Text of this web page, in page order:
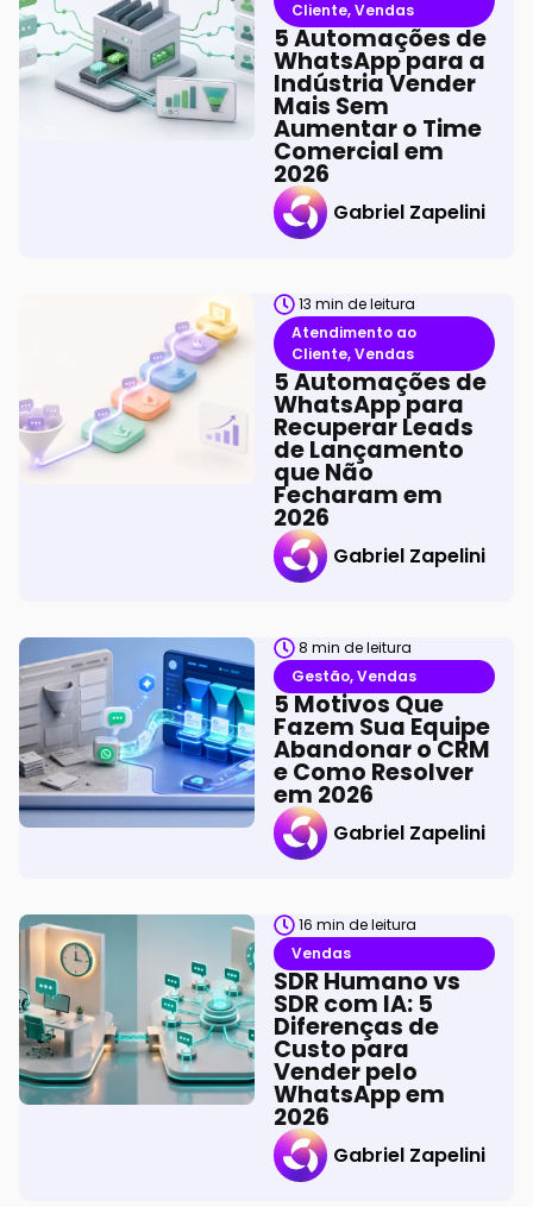
Cliente,Vendas
5 Automações de
WhatsApp para a
Indústria Vender
Mais Sem
Aumentar o Time
Comercial em
2026
Gabriel Zapelini
13 min de leitura
Atendimento ao
Cliente,Vendas
5 Automações de
WhatsApp para
Recuperar Leads
de Lançamento
que Não
Fecharam em
2026
Gabriel Zapelini
8 min de leitura
Gestão,Vendas
5 Motivos Que
Fazem Sua Equipe
Abandonar o CRM
e Como Resolver
em 2026
Gabriel Zapelini
16 min de leitura
Vendas
SDR Humano vs
SDR com IA: 5
Diferenças de
Custo para
Vender pelo
WhatsApp em
2026
Gabriel Zapelini